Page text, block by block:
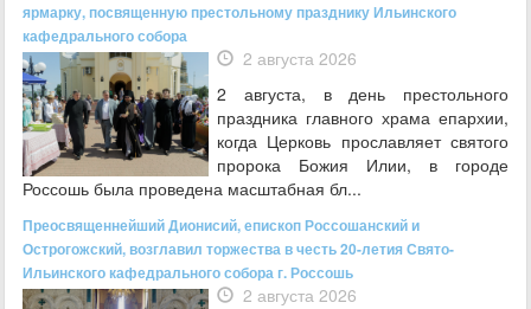
ярмарку, посвященную престольному празднику Ильинского
кафедрального собора
2 августа 2026
2 августа, в день престольного
праздника главного храма епархии,
когда Церковь прославляет святого
пророка Божия Илии, в городе
Россошь была проведена масштабная бл...
Преосвященнейший Дионисий, епископ Россошанский и
Острогожский, возглавил торжества в честь 20-летия Свято-
Ильинского кафедрального собора г. Россошь
2 августа 2026